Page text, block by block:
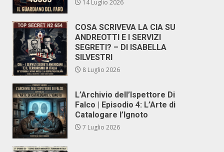
14 Luglio 2026
COSA SCRIVEVA LA CIA SU
ANDREOTTI E I SERVIZI
SEGRETI? – DI ISABELLA
SILVESTRI
8 Luglio 2026
L’Archivio dell’Ispettore Di
Falco | Episodio 4: L’Arte di
Catalogare l’Ignoto
7 Luglio 2026